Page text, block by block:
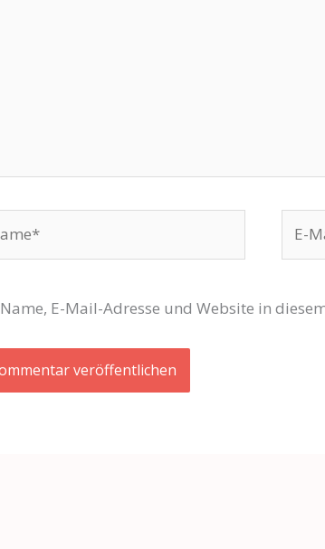
Mail-
Name, E-Mail-Adresse und Website in